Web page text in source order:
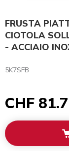
FRUSTA
CIOTOLA
- ACCIAIO
5K7SFB
CHF